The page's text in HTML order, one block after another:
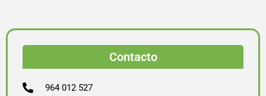
Contacto
964 012 527